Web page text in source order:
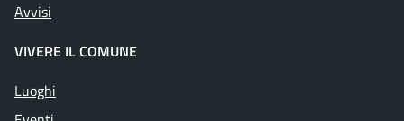
Avvisi
VIVERE IL COMUNE
Luoghi